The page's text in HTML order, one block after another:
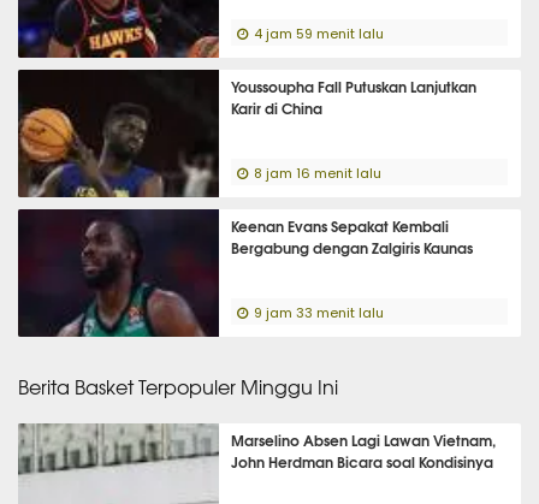
4 jam 59 menit lalu
Youssoupha Fall Putuskan Lanjutkan
Karir di China
8 jam 16 menit lalu
Keenan Evans Sepakat Kembali
Bergabung dengan Zalgiris Kaunas
9 jam 33 menit lalu
Berita Basket Terpopuler Minggu Ini
Marselino Absen Lagi Lawan Vietnam,
John Herdman Bicara soal Kondisinya